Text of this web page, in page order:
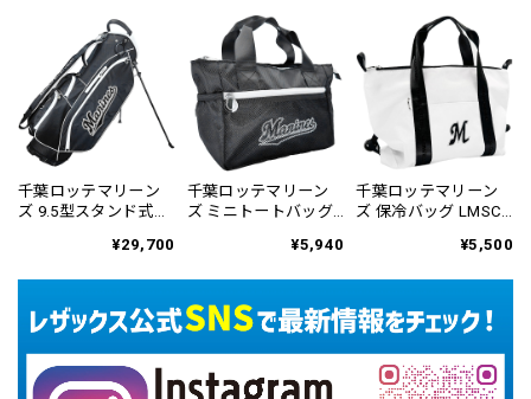
千葉ロッテマリーン
ズ 9.5型スタンド式キ
¥29,700
千葉ロッテマリーン
ズ ミニトートバッグ
¥5,940
千葉ロッテマリーン
ズ 保冷バッグ LMSC-
¥5,500